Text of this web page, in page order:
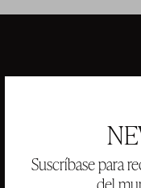
Suscríbase para